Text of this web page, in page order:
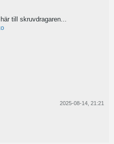
till skruvdragaren...
2025-08-14, 21:21